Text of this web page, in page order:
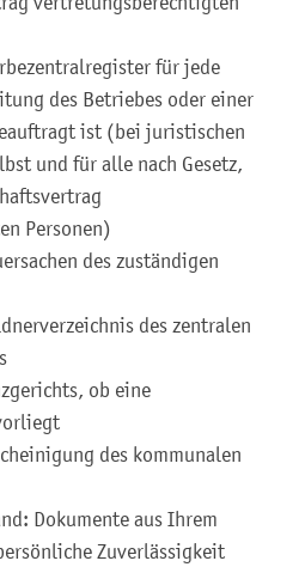
für jede
des Betriebes oder einer
ist (bei juristischen
und für alle nach Gesetz,
Personen)
des zuständigen
des zentralen
ob eine
des kommunalen
Dokumente aus Ihrem
Zuverlässigkeit